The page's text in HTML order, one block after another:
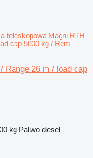
teleskopowa Magni RTH
cap 5000 kg / Rem
Range 26 m / load cap
kg Paliwo diesel